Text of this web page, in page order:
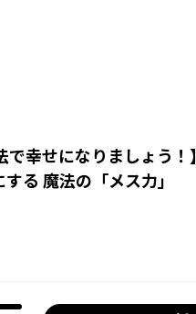
幸せになりましょう！ 】
る 魔法の「メス力」